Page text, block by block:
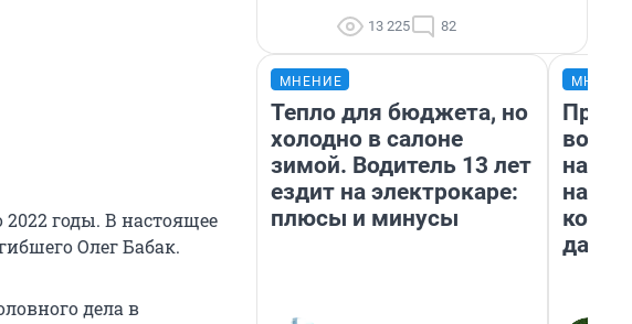
годы. В настоящее
Олег Бабак.
дела в
13 225 82
МНЕНИЕ
Тепло для бюджета, но
холодно в салоне
зимой. Водитель 13 лет
ездит на электрокаре:
плюсы и минусы
нам
даже